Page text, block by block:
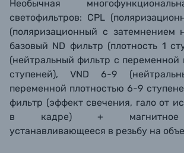
Необычная
светофильтров: CPL
(поляризационный с затемнением
базовый ND фильтр (плотность 1
(нейтральный фильтр с переменной
ступеней), VND 6-9
переменной плотностью 6-9
фильтр (эффект свечения, гало от
в кадре) + магнитное
устанавливающееся в резьбу на